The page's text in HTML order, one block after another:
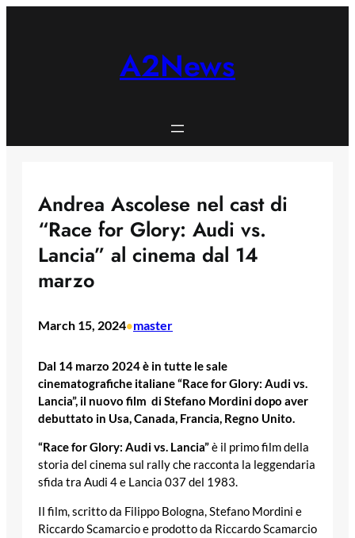
A2News
Andrea Ascolese nel cast di
“Race for Glory: Audi vs.
Lancia” al cinema dal 14
marzo
March 15, 2024•master
Dal 14 marzo 2024 è in tutte le sale
cinematografiche italiane “Race for Glory: Audi vs.
Lancia”, il nuovo film di Stefano Mordini dopo aver
debuttato in Usa, Canada, Francia, Regno Unito.
“Race for Glory: Audi vs. Lancia”è il primo film della
storia del cinema sul rally che racconta la leggendaria
sfida tra Audi 4 e Lancia 037 del 1983.
Il film, scritto da Filippo Bologna, Stefano Mordini e
Riccardo Scamarcio e prodotto da Riccardo Scamarcio